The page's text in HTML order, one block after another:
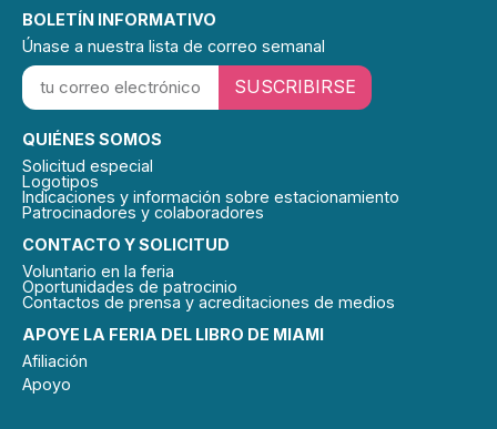
APOYE LA FERIA DEL LIBRO DE MIAMI
Afiliación
Apoyo
CONTACTO Y SOLICITUD
Voluntario en la feria
Oportunidades de patrocinio
Contactos de prensa y acreditaciones de medios
QUIÉNES SOMOS
Solicitud especial
Logotipos
Indicaciones y información sobre estacionamiento
Patrocinadores y colaboradores
BOLETÍN INFORMATIVO
Únase a nuestra lista de correo semanal
SUSCRIBIRSE